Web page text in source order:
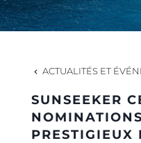
LA
NOTRE
ACTUALITÉS ET
SUNSEEKER
PRESTIGIEUX